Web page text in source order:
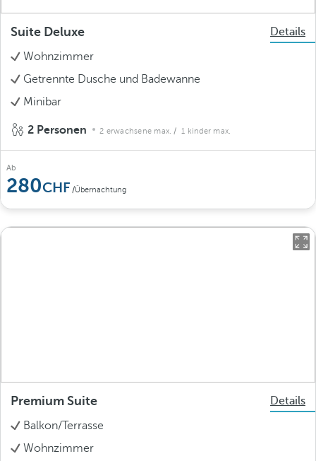
Suite Deluxe
Details
Wohnzimmer
Getrennte Dusche und Badewanne
Minibar
2 Personen 2 erwachsene max. / 1 kinder max.
Ab
280 /Übernachtung
Premium Suite
Details
Balkon/Terrasse
Wohnzimmer